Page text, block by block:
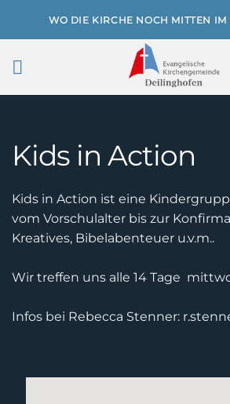
WO DIE KIRCHE NOCH MITTEN IM
Kids in Action
Kids in Action ist eine
vom Vorschulalter bis zur
Kreatives, Bibelabenteuer u.v.m..
Wir treffen uns alle 14 Tage
Infos bei Rebecca Stenner: